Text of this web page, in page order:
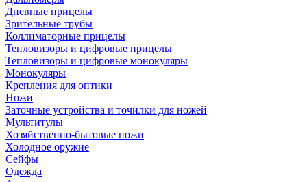
Дневные прицелы
Зрительные трубы
Коллиматорные прицелы
Тепловизоры и цифровые прицелы
Тепловизоры и цифровые монокуляры
Монокуляры
Крепления для оптики
Ножи
Заточные устройства и точилки для ножей
Мультитулы
Хозяйственно-бытовые ножи
Холодное оружие
Сейфы
Одежда